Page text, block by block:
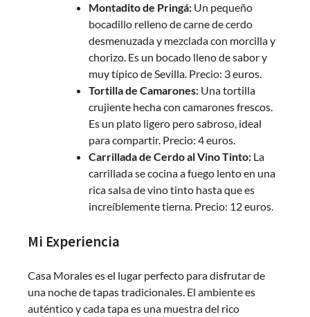
Montadito de Pringá: Un pequeño
bocadillo relleno de carne de cerdo
desmenuzada y mezclada con morcilla y
chorizo. Es un bocado lleno de sabor y
muy típico de Sevilla. Precio: 3 euros.
Tortilla de Camarones: Una tortilla
crujiente hecha con camarones frescos.
Es un plato ligero pero sabroso, ideal
para compartir. Precio: 4 euros.
Carrillada de Cerdo al Vino Tinto: La
carrillada se cocina a fuego lento en una
rica salsa de vino tinto hasta que es
increíblemente tierna. Precio: 12 euros.
Mi Experiencia
Casa Morales es el lugar perfecto para disfrutar de
una noche de tapas tradicionales. El ambiente es
auténtico y cada tapa es una muestra del rico